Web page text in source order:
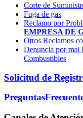
Corte de
Fuga de gas
Reclamo por
EMPRESA DE
Otros Reclamos
Denuncia por mal
Combustibles
Solicitud de
Preguntas